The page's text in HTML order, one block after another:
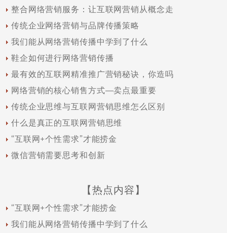
整合网络营销服务：让互联网营销从概念走
传统企业网络营销与品牌传播策略
我们能从网络营销传播中学到了什么
鞋企如何进行网络营销传播
最有效的互联网精准推广营销秘诀，你造吗
网络营销的核心销售方式—卖点最重要
传统企业思维与互联网营销思维怎么区别
什么是真正的互联网营销思维
“互联网+个性需求”才能捞金
微信营销需要思考和创新
【热点内容】
“互联网+个性需求”才能捞金
我们能从网络营销传播中学到了什么